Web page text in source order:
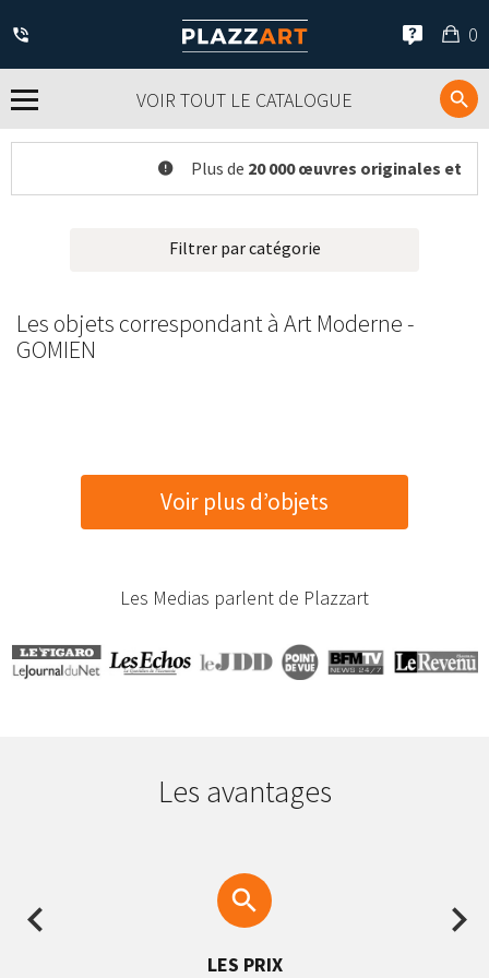
0
VOIR TOUT LE CATALOGUE
Plus de20 000 œuvres originales et
Filtrer par catégorie
Les objets correspondant à Art Moderne -
GOMIEN
Voir plus d’objets
Les Medias parlent de Plazzart
Les avantages
LES PRIX